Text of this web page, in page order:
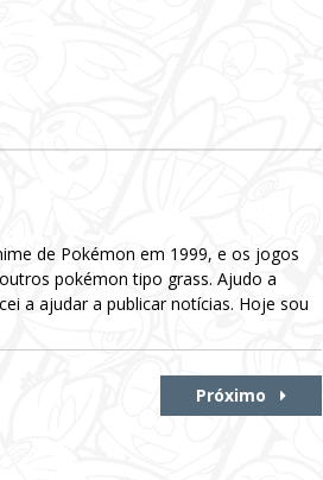
de Pokémon em 1999, e os jogos
pokémon tipo grass. Ajudo a
a ajudar a publicar notícias. Hoje sou
Próximo